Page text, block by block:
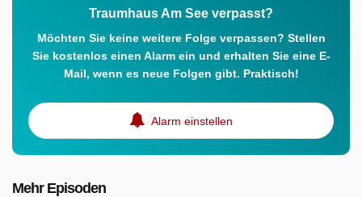
Traumhaus Am See verpasst?
Möchten Sie keine weitere Folge verpassen? Stellen
Sie kostenlos einen Alarm ein und erhalten Sie eine E-
Mail, wenn es neue Folgen gibt. Praktisch!
Alarm einstellen
Mehr Episoden